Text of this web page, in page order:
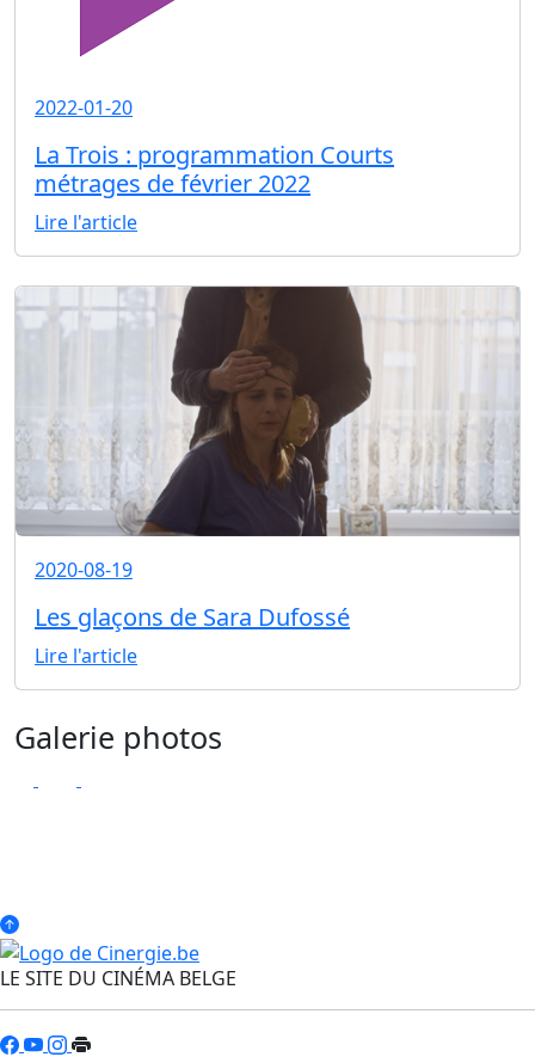
2022-01-20
La Trois : programmation Courts
métrages de février 2022
Lire l'article
2020-08-19
Les glaçons de Sara Dufossé
Lire l'article
Galerie photos
LE SITE DU CINÉMA BELGE